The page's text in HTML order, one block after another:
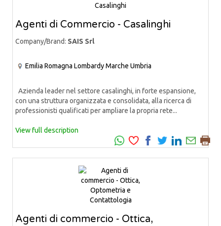
Agenti di Commercio - Casalinghi
Company/Brand: SAIS Srl
Emilia Romagna LombardyMarche Umbria
Azienda leader nel settore casalinghi, in forte espansione,
con una struttura organizzata e consolidata, alla ricerca di
professionisti qualificati per ampliare la propria rete...
View full description
Agenti di commercio - Ottica,